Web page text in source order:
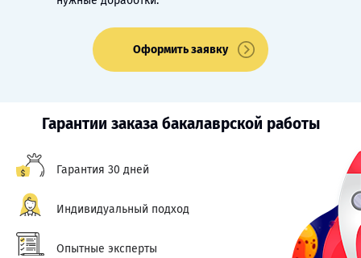
Оформить заявку
Гарантии заказа бакалаврской работы
Гарантия 30 дней
Индивидуальный подход
Опытные эксперты